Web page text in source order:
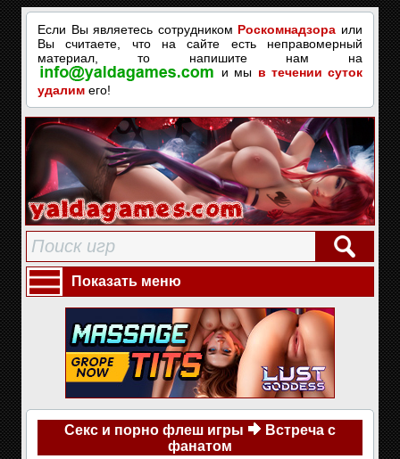
Если Вы являетесь сотрудником Роскомнадзора или
Вы считаете, что на сайте есть неправомерный
материал, то напишите нам на
и мы в течении суток
удалим его!
Показать меню
Секс и порно флеш игры
Встреча с
фанатом